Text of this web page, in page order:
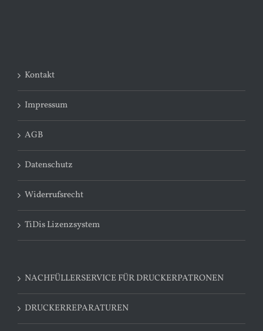
Kontakt
Impressum
AGB
Datenschutz
Widerrufsrecht
TiDis Lizenzsystem
NACHFÜLLERSERVICE FÜR DRUCKERPATRONEN
DRUCKERREPARATUREN